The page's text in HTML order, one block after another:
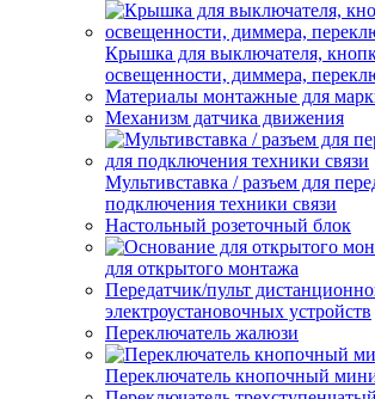
Крышка для выключателя,
освещенности, диммера,
Материалы монтажные для
Механизм датчика движения
Мультивставка / разъем для
подключения техники связи
Настольный розеточный блок
для открытого монтажа
Передатчик/пульт
электроустановочных устройств
Переключатель жалюзи
Переключатель кнопочный